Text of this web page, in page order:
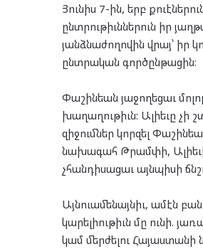
Յունիս 7-ին, երբ
ընտրութիւններուն իր
յանձնաժողովին վրայ՝ իր
ընտրական գործընթացին։
Փաշինեան յաջողեցաւ
խաղաղութիւն: Ալիեւը չի
զիջումներ կորզել
նախագահ Թրամփի,
չհանդիսացաւ այնպիսի
Այնուամենայնիւ, ամէն
կարելիութիւն մը ունի.
կամ մերժելու Հայաստանի